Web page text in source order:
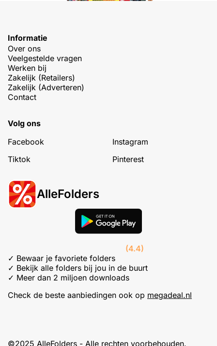
Informatie
Over ons
Veelgestelde vragen
Werken bij
Zakelijk (Retailers)
Zakelijk (Adverteren)
Contact
Volg ons
Facebook
Instagram
Tiktok
Pinterest
AlleFolders
(4.4)
✓ Bewaar je favoriete folders
✓ Bekijk alle folders bij jou in de buurt
✓ Meer dan 2 miljoen downloads
Check de beste aanbiedingen ook op megadeal.nl
©2025 AlleFolders - Alle rechten voorbehouden.